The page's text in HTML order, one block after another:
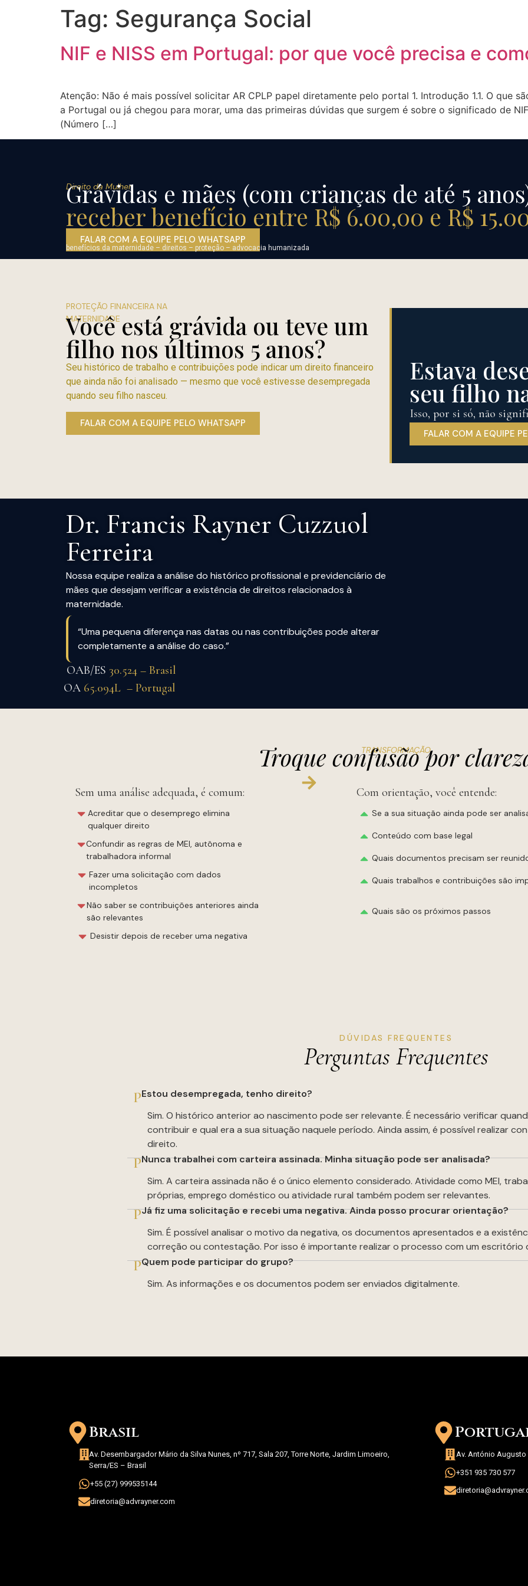
Tag: Segurança Social
NIF e NISS em Portugal: por que você precisa e
Atenção: Não é mais possível solicitar AR CPLP papel diretamente pelo portal 1. Introdução 1.1. O que
a Portugal ou já chegou para morar, uma das primeiras dúvidas que surgem é sobre o significado de
(Número […]
Direito da Mulher
Grávidas e mães (com crianças de até 5
receber benefício entre R$ 6.00,00 e R$
FALAR COM A EQUIPE PELO WHATSAPP
benefícios da maternidade – direitos – proteção – advocacia humanizada
PROTEÇÃO FINANCEIRA NA
MATERNIDADE
Você está grávida ou teve um
filho nos últimos 5 anos?
Seu histórico de trabalho e contribuições pode indicar um direito financeiro
que ainda não foi analisado — mesmo que você estivesse desempregada
quando seu filho nasceu.
FALAR COM A EQUIPE PELO WHATSAPP
Estava
seu filho
Isso, por si só, não
FALAR COM A EQUIPE
Dr. Francis Rayner Cuzzuol
Ferreira
Nossa equipe realiza a análise do histórico profissional e previdenciário de
mães que desejam verificar a existência de direitos relacionados à
maternidade.
“Uma pequena diferença nas datas ou nas contribuições pode alterar
completamente a análise do caso.”
OAB/ES 30.524 – Brasil
OA 65.094L – Portugal
TRANSFORMAÇÃO
Troque confusão por
Sem uma análise adequada, é comum:
Acreditar que o desemprego elimina
qualquer direito
Confundir as regras de MEI, autônoma e
trabalhadora informal
Fazer uma solicitação com dados
incompletos
Não saber se contribuições anteriores ainda
são relevantes
Desistir depois de receber uma negativa
Com orientação, você entende:
Se a sua situação ainda pode ser
Conteúdo com base legal
Quais documentos precisam ser
Quais trabalhos e contribuições são
Quais são os próximos passos
DÚVIDAS FREQUENTES
Perguntas Frequentes
PEstou desempregada, tenho direito?
Sim. O histórico anterior ao nascimento pode ser relevante. É necessário verificar
contribuir e qual era a sua situação naquele período. Ainda assim, é possível realizar
direito.
PNunca trabalhei com carteira assinada. Minha situação pode ser analisada?
Sim. A carteira assinada não é o único elemento considerado. Atividade como MEI,
próprias, emprego doméstico ou atividade rural também podem ser relevantes.
PJá fiz uma solicitação e recebi uma negativa. Ainda posso procurar orientação?
Sim. É possível analisar o motivo da negativa, os documentos apresentados e a
correção ou contestação. Por isso é importante realizar o processo com um escritório
PQuem pode participar do grupo?
Sim. As informações e os documentos podem ser enviados digitalmente.
Brasil
Av. Desembargador Mário da Silva Nunes, nº 717, Sala 207, Torre Norte, Jardim Limoeiro,
Serra/ES – Brasil
+55 (27) 999535144
diretoria@advrayner.com
Av. António Augusto
+351 935 730 577